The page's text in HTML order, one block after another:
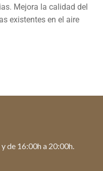
Mejora la calidad del
existentes en el aire
de 16:00h a 20:00h.